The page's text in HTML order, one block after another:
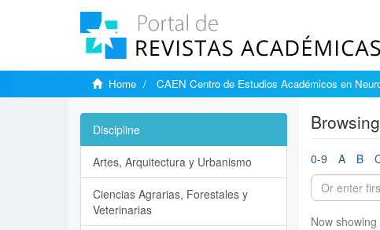
Home CAEN Centro de Estudios Académicos en
0-9 A B
Now
Discipline
Artes, Arquitectura y Urbanismo
Ciencias Agrarias, Forestales y
Veterinarias